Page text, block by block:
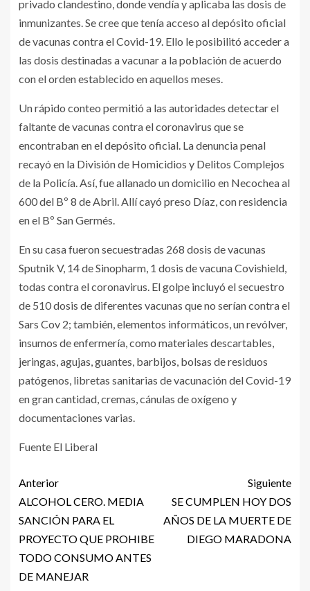
privado clandestino, donde vendía y aplicaba las dosis de
inmunizantes. Se cree que tenía acceso al depósito oficial
de vacunas contra el Covid-19. Ello le posibilitó acceder a
las dosis destinadas a vacunar a la población de acuerdo
con el orden establecido en aquellos meses.
Un rápido conteo permitió a las autoridades detectar el
faltante de vacunas contra el coronavirus que se
encontraban en el depósito oficial. La denuncia penal
recayó en la División de Homicidios y Delitos Complejos
de la Policía. Así, fue allanado un domicilio en Necochea al
600 del Bº 8 de Abril. Allí cayó preso Díaz, con residencia
en el Bº San Germés.
En su casa fueron secuestradas 268 dosis de vacunas
Sputnik V, 14 de Sinopharm, 1 dosis de vacuna Covishield,
todas contra el coronavirus. El golpe incluyó el secuestro
de 510 dosis de diferentes vacunas que no serían contra el
Sars Cov 2; también, elementos informáticos, un revólver,
insumos de enfermería, como materiales descartables,
jeringas, agujas, guantes, barbijos, bolsas de residuos
patógenos, libretas sanitarias de vacunación del Covid-19
en gran cantidad, cremas, cánulas de oxígeno y
documentaciones varias.
Fuente El Liberal
Anterior
ALCOHOL CERO. MEDIA
SANCIÓN PARA EL
PROYECTO QUE PROHIBE
TODO CONSUMO ANTES
DE MANEJAR
Siguiente
SE CUMPLEN HOY DOS
AÑOS DE LA MUERTE DE
DIEGO MARADONA